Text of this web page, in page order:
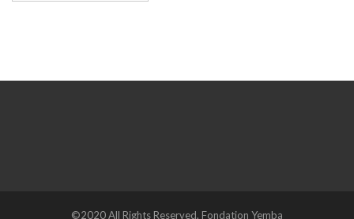
©2020 All Rights Reserved, Fondation Yemba